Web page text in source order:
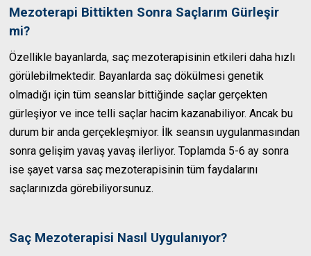
Mezoterapi Bittikten Sonra Saçlarım Gürleşir
mi?
Özellikle bayanlarda, saç mezoterapisinin etkileri daha hızlı
görülebilmektedir. Bayanlarda saç dökülmesi genetik
olmadığı için tüm seanslar bittiğinde saçlar gerçekten
gürleşiyor ve ince telli saçlar hacim kazanabiliyor. Ancak bu
durum bir anda gerçekleşmiyor. İlk seansın uygulanmasından
sonra gelişim yavaş yavaş ilerliyor. Toplamda 5-6 ay sonra
ise şayet varsa saç mezoterapisinin tüm faydalarını
saçlarınızda görebiliyorsunuz.
Saç Mezoterapisi Nasıl Uygulanıyor?